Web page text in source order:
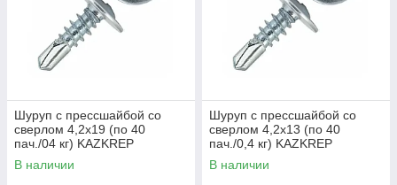
Шуруп с прессшайбой со
сверлом 4,2х19 (по 40
пач./04 кг) KAZKREP
В наличии
Шуруп с прессшайбой со
сверлом 4,2х13 (по 40
пач./0,4 кг) KAZKREP
В наличии